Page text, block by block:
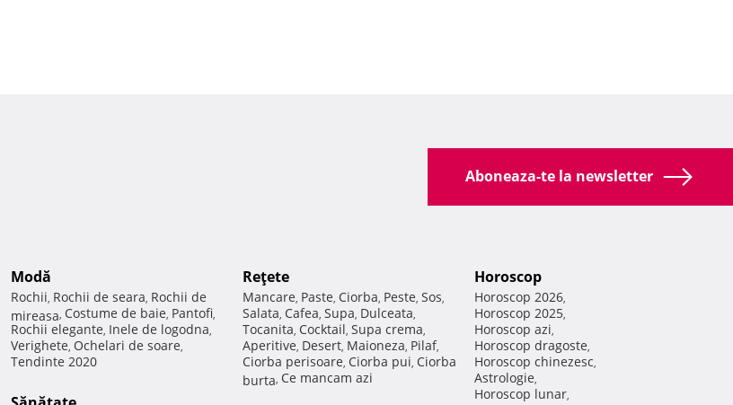
Aboneaza-te la newsletter
Modă
Rochii, Rochii de seara, Rochii de
mireasa, Costume de baie, Pantofi,
Rochii elegante, Inele de logodna,
Verighete, Ochelari de soare,
Tendinte 2020
Reţete
Mancare, Paste, Ciorba, Peste, Sos,
Salata, Cafea, Supa, Dulceata,
Tocanita, Cocktail, Supa crema,
Aperitive, Desert, Maioneza, Pilaf,
Ciorba perisoare, Ciorba pui, Ciorba
burta, Ce mancam azi
Horoscop
Horoscop 2026,
Horoscop 2025,
Horoscop azi,
Horoscop dragoste,
Horoscop chinezesc,
Astrologie,
Horoscop lunar,